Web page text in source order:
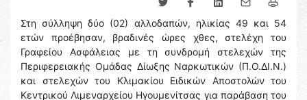
Στη σύλληψη δύο (02) αλλοδαπών, ηλικίας 49 και 54
ετών προέβησαν, βραδινές ώρες χθες, στελέχη του
Γραφείου Ασφάλειας με τη συνδρομή στελεχών της
Περιφερειακής Ομάδας Δίωξης Ναρκωτικών (Π.Ο.ΔΙ.Ν.)
και στελεχών του Κλιμακίου Ειδικών Αποστολών του
Κεντρικού Λιμεναρχείου Ηγουμενίτσας για παράβαση του